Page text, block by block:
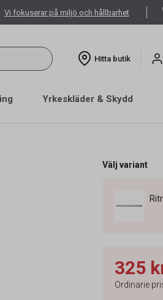
Vi fokuserar på miljö och hållbarhet
Hitta butik
Yrkeskläder & Skydd
Välj variant
325
Ordinarie